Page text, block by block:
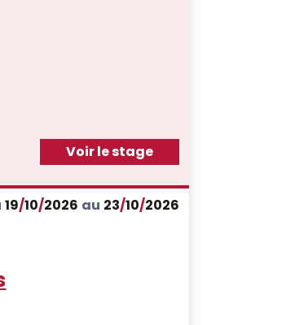
Voir le stage
19/10/2026 au 23/10/2026